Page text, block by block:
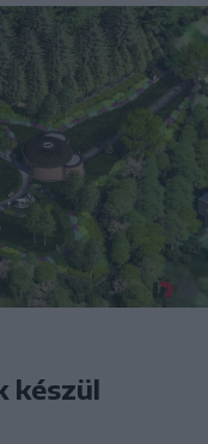
készül